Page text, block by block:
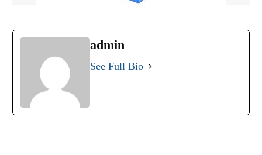
admin
See Full Bio